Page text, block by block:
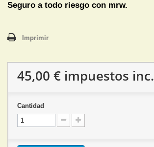
Seguro a todo riesgo con mrw.
Imprimir
45,00 € impuestos inc.
Cantidad